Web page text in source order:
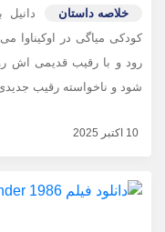
خلاصه داستان
دانیل
کودکی میاگی در اوکیناوا
رود و با رقیب قدیمی اش
شود و ناخواسته رقیب
10 اکتبر 2025